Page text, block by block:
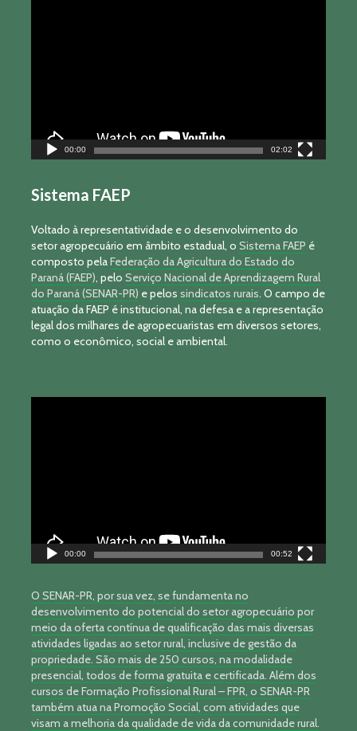
00:00 02:02
Sistema FAEP
Voltado à representatividade e o desenvolvimento do
setor agropecuário em âmbito estadual, o Sistema FAEP é
composto pelaFederação da Agricultura do Estado do
Paraná (FAEP), pelo Serviço Nacional de Aprendizagem Rural
do Paraná (SENAR-PR) e pelos sindicatos rurais. O campo de
atuação da FAEP é institucional, na defesa e a representação
legal dos milhares de agropecuaristas em diversos setores,
como o econômico, social e ambiental.
00:00 00:52
O SENAR-PR, por sua vez, se fundamenta no
desenvolvimento do potencial do setor agropecuário por
meio da oferta contínua de qualificação das mais diversas
atividades ligadas ao setor rural, inclusive de gestão da
propriedade. São mais de 250 cursos, na modalidade
presencial, todos de forma gratuita e certificada. Além dos
cursos de Formação Profissional Rural – FPR, o SENAR-PR
também atua na Promoção Social, com atividades que
visam a melhoria da qualidade de vida da comunidade rural.